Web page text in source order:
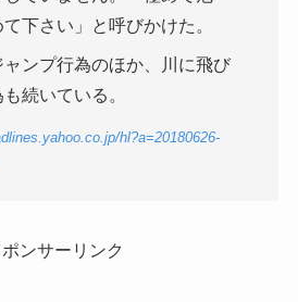
下さい」と呼びかけた。
ャンプ行為のほか、川に飛び
続いている。
hl?a=20180626-
ポンサーリンク